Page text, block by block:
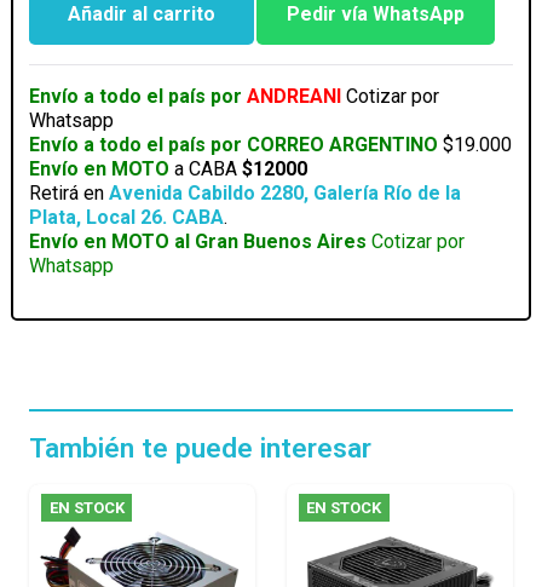
FUENTE
XPG
CORE
REACTOR
II
VE
850W
80
PLUS
GOLD
FULL
cantidad
Añadir al carrito Pedir vía WhatsApp
Envío a todo el país por ANDREANI Cotizar por
Whatsapp
Envío a todo el país por CORREO ARGENTINO $19.000
Envío en MOTO a CABA$12000
Retirá enAvenida Cabildo 2280, Galería Río de la
Plata, Local 26. CABA.
Envío en MOTO al Gran Buenos Aires Cotizar por
Whatsapp
También te puede interesar
EN STOCK EN STOCK